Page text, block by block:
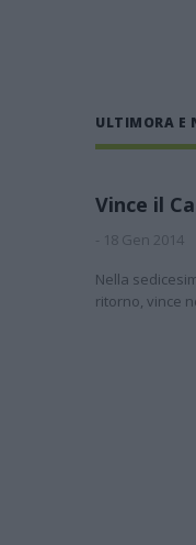
ULTIMORA E
Vince il
18 Gen 2014
Nella
ritorno, vince